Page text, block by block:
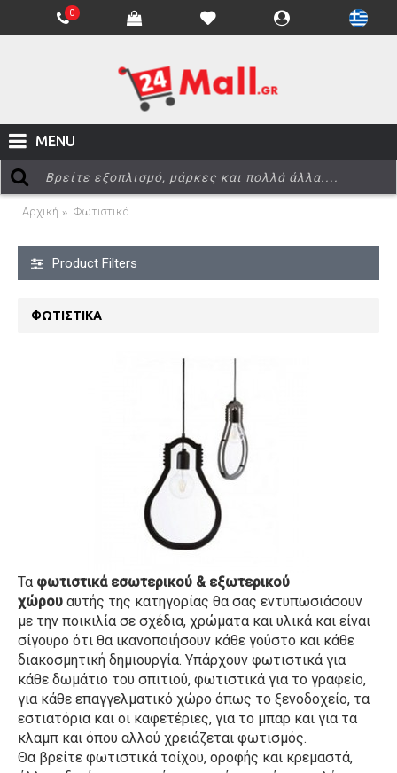
0
MENU
Αρχική Φωτιστικά
Product Filters
ΦΩΤΙΣΤΙΚΆ
Τα φωτιστικά εσωτερικού & εξωτερικού
χώρου αυτής της κατηγορίας θα σας εντυπωσιάσουν
με την ποικιλία σε σχέδια, χρώματα και υλικά και είναι
σίγουρο ότι θα ικανοποιήσουν κάθε γούστο και κάθε
διακοσμητική δημιουργία. Υπάρχουν φωτιστικά για
κάθε δωμάτιο του σπιτιού, φωτιστικά για το γραφείο,
για κάθε επαγγελματικό χώρο όπως το ξενοδοχείο, τα
εστιατόρια και οι καφετέριες, για το μπαρ και για τα
κλαμπ και όπου αλλού χρειάζεται φωτισμός.
Θα βρείτε φωτιστικά τοίχου, οροφής και κρεμαστά,